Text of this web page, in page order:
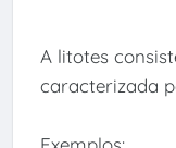
A litotes
caracterizada